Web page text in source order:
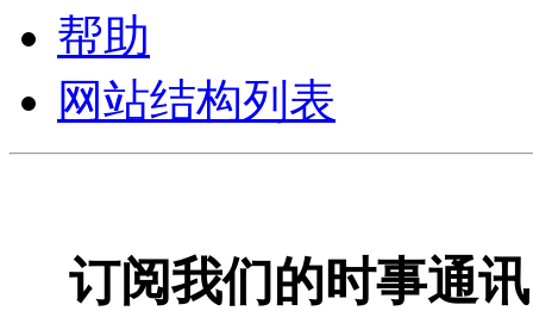
帮助
网站结构列表
订阅我们的时事通讯